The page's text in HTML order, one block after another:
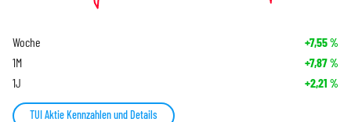
Woche +7,55%
1M +7,87%
1J +2,21 %
TUI Aktie Kennzahlen und Details